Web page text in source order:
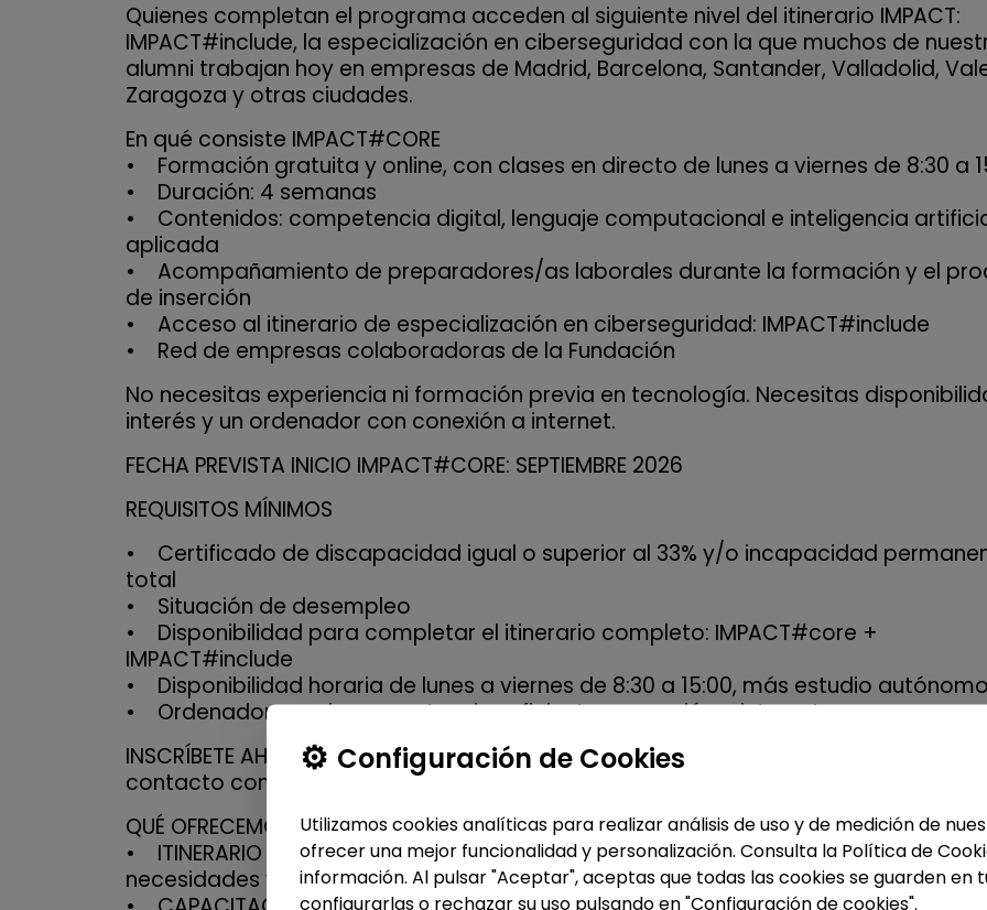
Quienes completan el programa acceden al siguiente nivel del itinerario IMPACT:
IMPACT#include, la especialización en ciberseguridad con la que muchos de
alumni trabajan hoy en empresas de Madrid, Barcelona, Santander, Valladolid,
Zaragoza y otras ciudades.
En qué consiste IMPACT#CORE
• Formación gratuita y online, con clases en directo de lunes a viernes de 8:30 a
• Duración: 4 semanas
• Contenidos: competencia digital, lenguaje computacional e inteligencia
aplicada
• Acompañamiento de preparadores/as laborales durante la formación y el
de inserción
• Acceso al itinerario de especialización en ciberseguridad: IMPACT#include
• Red de empresas colaboradoras de la Fundación
No necesitas experiencia ni formación previa en tecnología. Necesitas
interés y un ordenador con conexión a internet.
FECHA PREVISTA INICIO IMPACT#CORE: SEPTIEMBRE 2026
REQUISITOS MÍNIMOS
• Certificado de discapacidad igual o superior al 33% y/o incapacidad
total
• Situación de desempleo
• Disponibilidad para completar el itinerario completo: IMPACT#core +
IMPACT#include
• Disponibilidad horaria de lunes a viernes de 8:30 a 15:00, más estudio autónomo
• Ordenador propio con potencia suficiente y conexión a internet
INSCRÍBETE AHORA para participar en el proceso de selección. Nos pondremos en
contacto contigo para conocerte y garantizar un proceso cercano y adaptado a
QUÉ OFRECEMOS:
• ITINERARIO PERSONALIZADO: Diseñamos un plan de capacitación ajustado a tus
necesidades y habilidades.
Configuración de Cookies
Utilizamos cookies analíticas para realizar análisis de uso y de medición de
ofrecer una mejor funcionalidad y personalización. Consulta la Política de
información. Al pulsar "Aceptar", aceptas que todas las cookies se guarden en
configurarlas o rechazar su uso pulsando en "Configuración de cookies".